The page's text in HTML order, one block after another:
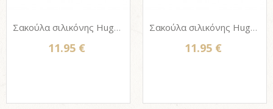
Σακούλα σιλικόνης Hugger bag 400ml - CHAMPAGNE FROST
11.95 €
Σακούλα σιλικόνης Hugger bag 400ml - JADE SOLID
11.95 €